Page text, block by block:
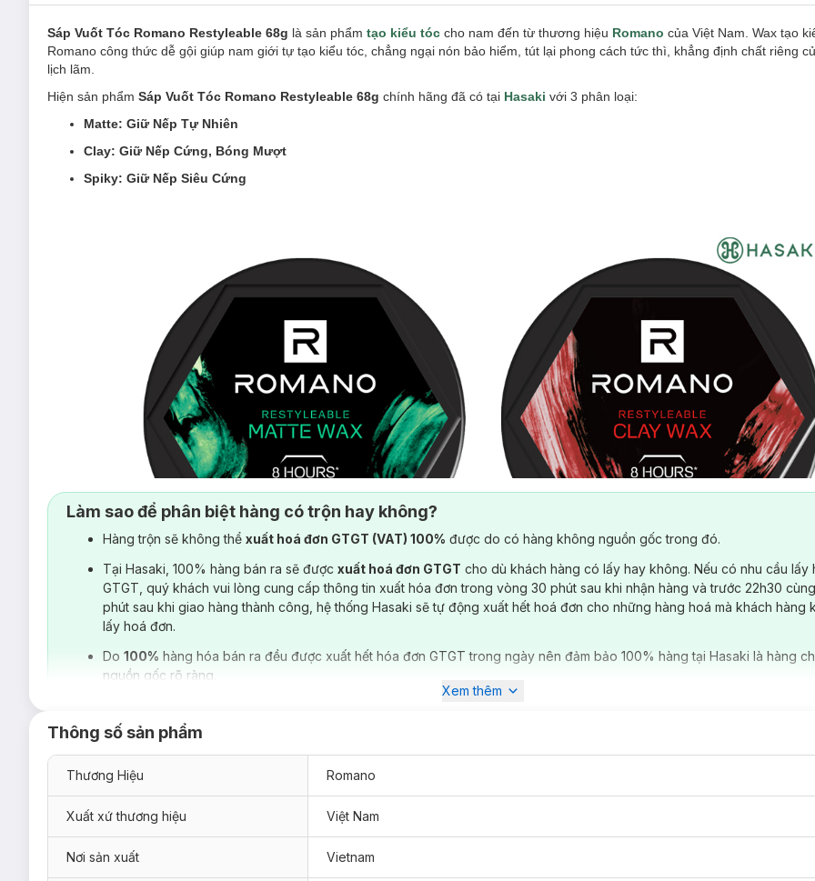
Sáp Vuốt Tóc Romano Restyleable 68g là sản phẩm tạo kiểu tóc cho nam đến từ thương hiệu Romano của Việt Nam. Wax tạo
Romano công thức dễ gội giúp nam giới tự tạo kiểu tóc, chẳng ngại nón bảo hiểm, tút lại phong cách tức thì, khẳng định chất riêng
lịch lãm.
Hiện sản phẩm Sáp Vuốt Tóc Romano Restyleable 68g chính hãng đã có tại Hasaki với 3 phân loại:
Matte: Giữ Nếp Tự Nhiên
Clay: Giữ Nếp Cứng, Bóng Mượt
Spiky: Giữ Nếp Siêu Cứng
Làm sao để phân biệt hàng có trộn hay không?
Hàng trộn sẽ không thể xuất hoá đơn GTGT (VAT) 100% được do có hàng không nguồn gốc trong đó.
Tại Hasaki, 100% hàng bán ra sẽ được xuất hoá đơn GTGT cho dù khách hàng có lấy hay không. Nếu có nhu cầu lấy
GTGT, quý khách vui lòng cung cấp thông tin xuất hóa đơn trong vòng 30 phút sau khi nhận hàng và trước 22h30
phút sau khi giao hàng thành công, hệ thống Hasaki sẽ tự động xuất hết hoá đơn cho những hàng hoá mà khách hàng
lấy hoá đơn.
Do 100% hàng hóa bán ra đều được xuất hết hóa đơn GTGT trong ngày nên đảm bảo 100% hàng tại Hasaki là hàng
nguồn gốc rõ ràng.
Xem thêm
Thông số sản phẩm
Thương Hiệu Romano
Xuất xứ thương hiệu Việt Nam
Nơi sản xuất Vietnam